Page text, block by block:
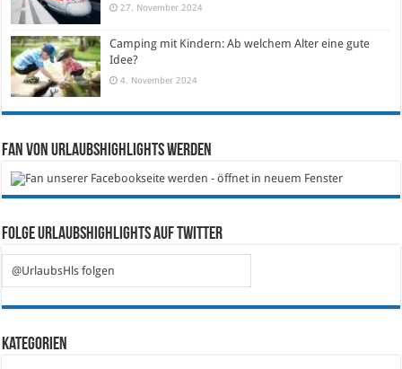
27. November 2024
Camping mit Kindern: Ab welchem Alter eine gute
Idee?
4. November 2024
Fan von Urlaubshighlights werden
Folge Urlaubshighlights auf Twitter
@UrlaubsHls folgen
Kategorien